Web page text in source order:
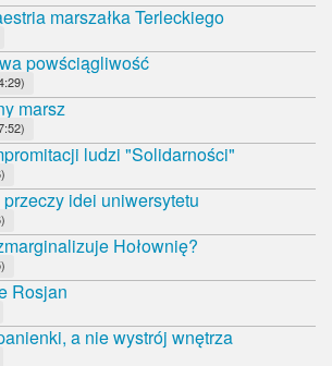
marszałka Terleckiego
powściągliwość
marsz
ludzi "Solidarności"
idei uniwersytetu
Hołownię?
Rosjan
a nie wystrój wnętrza